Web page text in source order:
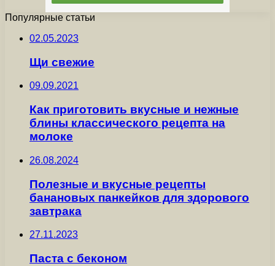
Популярные статьи
02.05.2023
Щи свежие
09.09.2021
Как приготовить вкусные и нежные
блины классического рецепта на
молоке
26.08.2024
Полезные и вкусные рецепты
банановых панкейков для здорового
завтрака
27.11.2023
Паста с беконом